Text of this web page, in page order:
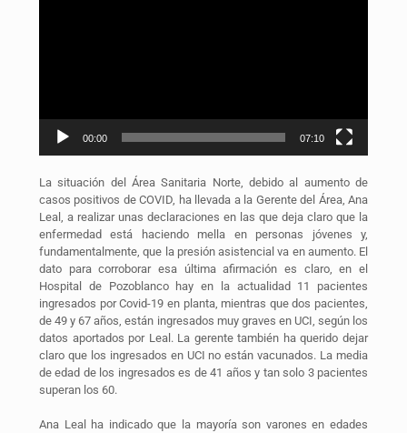
00:00 07:10
La situación del Área Sanitaria Norte, debido al aumento de
casos positivos de COVID, ha llevada a la Gerente del Área, Ana
Leal, a realizar unas declaraciones en las que deja claro que la
enfermedad está haciendo mella en personas jóvenes y,
fundamentalmente, que la presión asistencial va en aumento. El
dato para corroborar esa última afirmación es claro, en el
Hospital de Pozoblanco hay en la actualidad 11 pacientes
ingresados por Covid-19 en planta, mientras que dos pacientes,
de 49 y 67 años, están ingresados muy graves en UCI, según los
datos aportados por Leal. La gerente también ha querido dejar
claro que los ingresados en UCI no están vacunados. La media
de edad de los ingresados es de 41 años y tan solo 3 pacientes
superan los 60.
Ana Leal ha indicado que la mayoría son varones en edades